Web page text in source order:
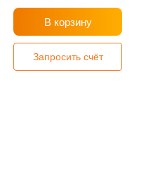
В корзину
Запросить счёт